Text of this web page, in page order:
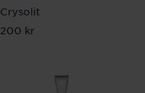
Crysolit
Pris: 200 kr
200 kr